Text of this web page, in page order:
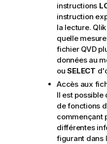
instructions
instruction
la lecture.
quelle
fichier QVD
données au
ouSELECT
Accès aux
Il est
de fonctions
commençant
différentes
figurant dans